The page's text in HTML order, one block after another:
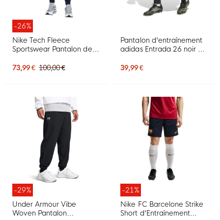
-26%
Nike Tech Fleece
Sportswear Pantalon de
73,99 € 100,00 €
Pantalon d'entraînement
adidas Entrada 26 noir et
39,99 €
-29%
Under Armour Vibe
Woven Pantalon
-21%
Nike FC Barcelone Strike
Short d'Entraînement